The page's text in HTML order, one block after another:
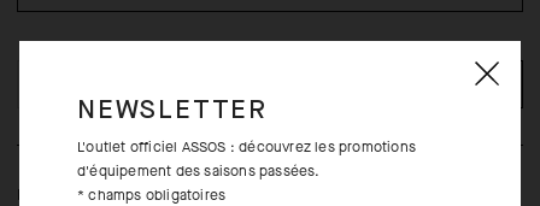
La veste légère Signature, conçue pour les conditions fraîches
NEWSLETTER
L'outlet officiel ASSOS : découvrez les promotions
d'équipement des saisons passées.
* champs obligatoires